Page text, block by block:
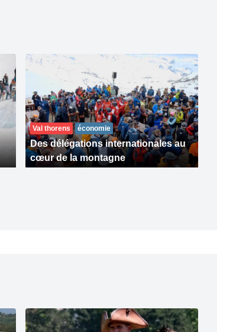
Val thorens économie
Des délégations internationales au
cœur de la montagne